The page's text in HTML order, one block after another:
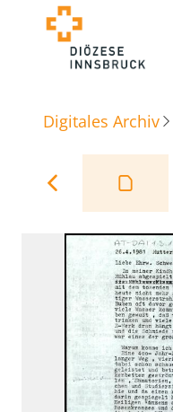
Digitales Archiv